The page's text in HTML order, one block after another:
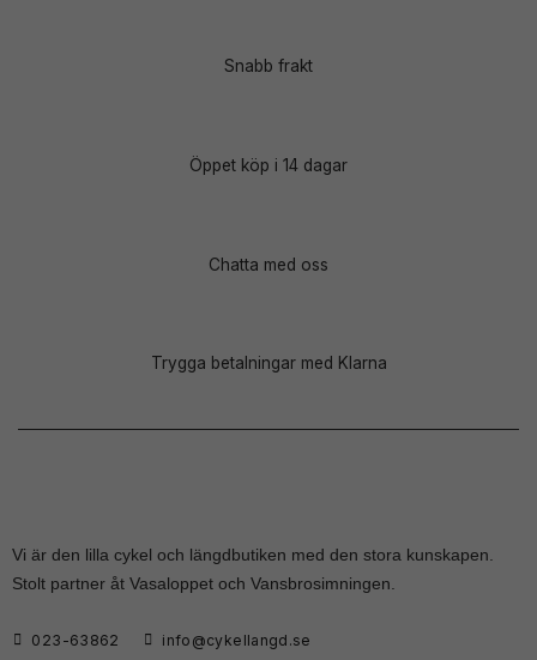
Snabb frakt
Öppet köp i 14 dagar
Chatta med oss
Trygga betalningar med Klarna
Vi är den lilla cykel och längdbutiken med den stora kunskapen.
Stolt partner åt Vasaloppet och Vansbrosimningen.
023-63862 info@cykellangd.se